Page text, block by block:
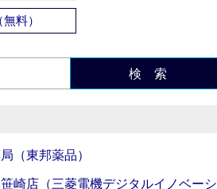
料）
検 索
（東邦薬品）
崎店（三菱電機デジタルイノベーシ